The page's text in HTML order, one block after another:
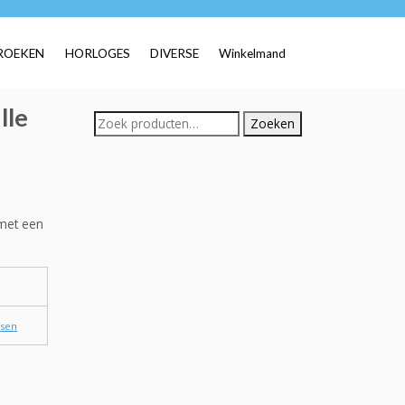
HORLOGES DIVERSE Winkelmand
een
Zoeken
naar:
Zoeken